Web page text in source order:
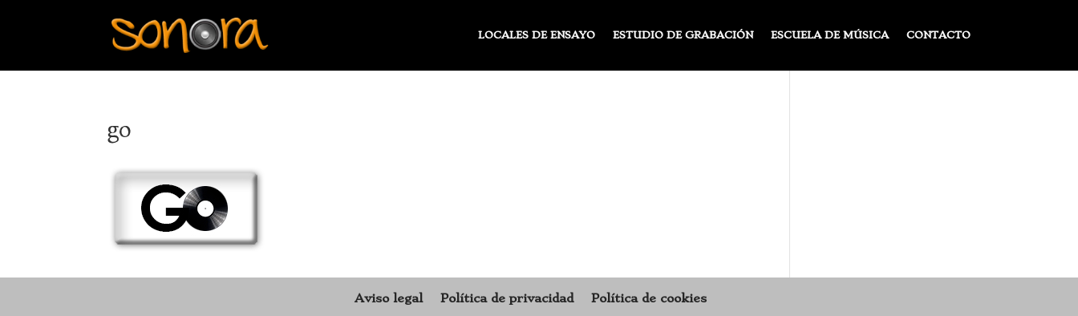
LOCALES DE ENSAYO ESTUDIO DE GRABACIÓN ESCUELA DE MÚSICA CONTACTO
go
Aviso legal Política de privacidad Política de cookies